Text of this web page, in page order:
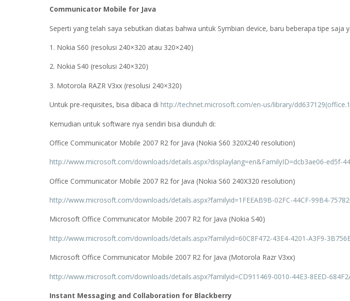
Communicator Mobile for Java
Seperti yang telah saya sebutkan diatas bahwa untuk Symbian device, baru beberapa tipe saja
1. Nokia S60 (resolusi 240×320 atau 320×240)
2. Nokia S40 (resolusi 240×320)
3. Motorola RAZR V3xx (resolusi 240×320)
Untuk pre-requisites, bisa dibaca di http://technet.microsoft.com/en-us/library/
Kemudian untuk software nya sendiri bisa diunduh di:
Office Communicator Mobile 2007 R2 for Java (Nokia S60 320X240 resolution)
http://www.microsoft.com/downloads/details.aspx?displaylang=en&FamilyID=dcb3ae06-ed5f-
Office Communicator Mobile 2007 R2 for Java (Nokia S60 240X320 resolution)
http://www.microsoft.com/downloads/details.aspx?familyid=1FEEAB9B-02FC-44CF-99B4-
Microsoft Office Communicator Mobile 2007 R2 for Java (Nokia S40)
http://www.microsoft.com/downloads/details.aspx?familyid=60C8F472-43E4-4201-A3F9-
Microsoft Office Communicator Mobile 2007 R2 for Java (Motorola Razr V3xx)
http://www.microsoft.com/downloads/details.aspx?familyid=CD911469-0010-44E3-8EED-
Instant Messaging and Collaboration for Blackberry